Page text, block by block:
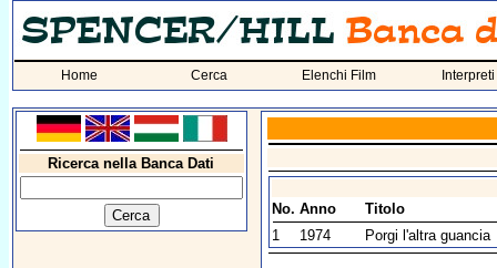
Home Cerca Elenchi Film Interpreti
Ricerca nella Banca Dati
No. Anno
Titolo
1
1974 Porgi l'altra guancia